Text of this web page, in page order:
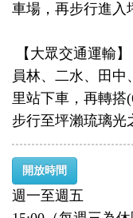
車場，再步行進入
【大眾交通運輸】
員林、二水、田
里站下車，再轉
步行至坪瀨琉璃光
開放時間
週一至週五